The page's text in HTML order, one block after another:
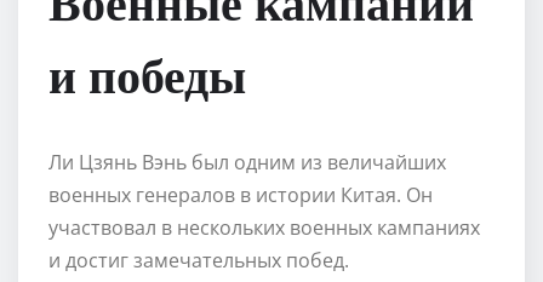
и победы
Ли Цзянь Вэнь был одним из величайших
военных генералов в истории Китая. Он
участвовал в нескольких военных кампаниях
и достиг замечательных побед.